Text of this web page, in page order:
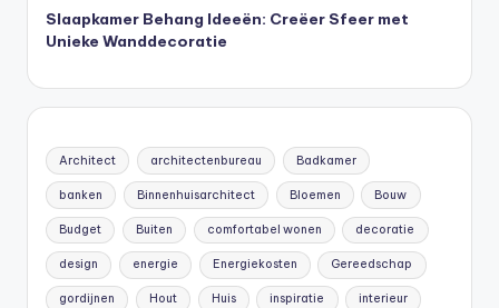
Slaapkamer Behang Ideeën: Creëer Sfeer met
Unieke Wanddecoratie
Architect architectenbureau Badkamer
banken Binnenhuisarchitect Bloemen Bouw
Budget Buiten comfortabel wonen decoratie
design energie Energiekosten Gereedschap
gordijnen Hout Huis inspiratie interieur